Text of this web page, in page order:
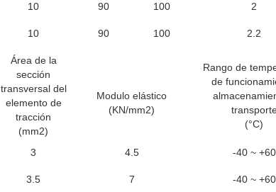
10 90 100 2
10 90 100 2.2
Área de la
sección
transversal del
elemento de
tracción
(mm2)
Modulo elástico
(KN/mm2)
Rango de
de
(°C)
3 4.5 -40 ~ +60
3.5 7 -40 ~ +60